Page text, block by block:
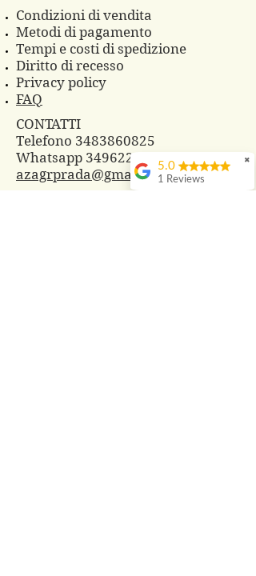
Condizioni di vendita
Metodi di pagamento
Tempi e costi di spedizione
Diritto di recesso
Privacy policy
FAQ
CONTATTI
Telefono 3483860825
Whatsapp 3496229607
azagrprada@gmail.com
✖
5.0
1 Reviews